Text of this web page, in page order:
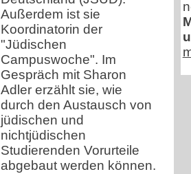
Außerdem ist sie
Koordinatorin der
"Jüdischen
Campuswoche". Im
Gespräch mit Sharon
Adler erzählt sie, wie
durch den Austausch von
jüdischen und
nichtjüdischen
Studierenden Vorurteile
abgebaut werden können.